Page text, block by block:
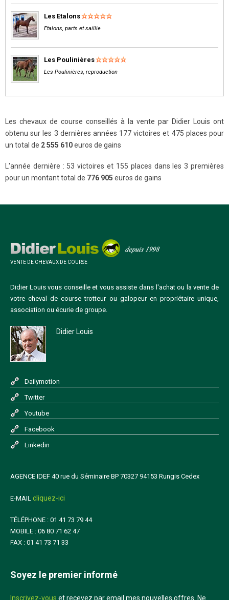
Les Etalons
Etalons, parts et saillie
Les Poulinières
Les Poulinières, reproduction
Les chevaux de course conseillés à la vente par Didier Louis ont
obtenu sur les 3 dernières années 177 victoires et 475 places pour
un total de 2 555 610euros de gains
L'année dernière : 53 victoires et 155 places dans les 3 premières
pour un montant total de 776 905 euros de gains
VENTE DE CHEVAUX DE COURSE
Didier Louis vous conseille et vous assiste dans l'achat ou la vente de
votre cheval de course trotteur ou galopeur en propriétaire unique,
association ou écurie de groupe.
Didier Louis
Dailymotion
Twitter
Youtube
Facebook
Linkedin
AGENCE IDEF 40 rue du Séminaire BP 70327 94153 Rungis Cedex
E-MAIL cliquez-ici
TÉLÉPHONE : 01 41 73 79 44
MOBILE : 06 80 71 62 47
FAX : 01 41 73 71 33
Soyez le premier informé
Inscrivez-vous et recevez par email mes nouvelles offres. Ne